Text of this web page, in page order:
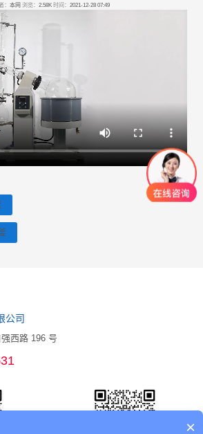
利世贸博览馆-CPHI & PMEC China主题巡展华
？
沸腾？
？
仪器
： 本网 浏览： 2.58K 时间： 2021-12-28 07:49
公司
西路 196 号
×